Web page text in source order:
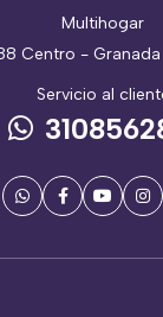
Multihogar
Centro -
Servicio al